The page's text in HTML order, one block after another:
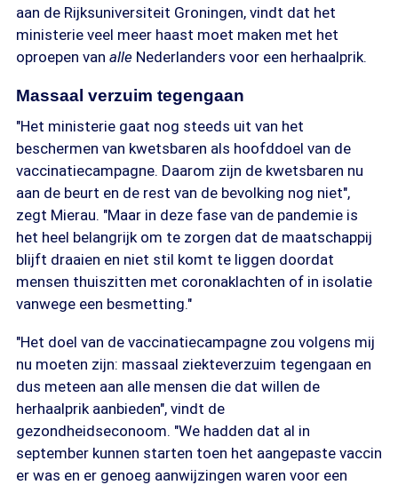
aan de Rijksuniversiteit Groningen, vindt dat het
ministerie veel meer haast moet maken met het
oproepen van alle Nederlanders voor een herhaalprik.
Massaal verzuim tegengaan
"Het ministerie gaat nog steeds uit van het
beschermen van kwetsbaren als hoofddoel van de
vaccinatiecampagne. Daarom zijn de kwetsbaren nu
aan de beurt en de rest van de bevolking nog niet",
zegt Mierau. "Maar in deze fase van de pandemie is
het heel belangrijk om te zorgen dat de maatschappij
blijft draaien en niet stil komt te liggen doordat
mensen thuiszitten met coronaklachten of in isolatie
vanwege een besmetting."
"Het doel van de vaccinatiecampagne zou volgens mij
nu moeten zijn: massaal ziekteverzuim tegengaan en
dus meteen aan alle mensen die dat willen de
herhaalprik aanbieden", vindt de
gezondheidseconoom. "We hadden dat al in
september kunnen starten toen het aangepaste vaccin
er was en er genoeg aanwijzingen waren voor een